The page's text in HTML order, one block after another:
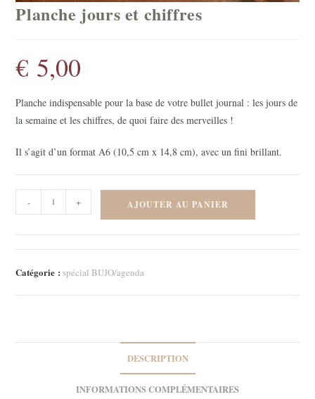
Planche jours et chiffres
€ 5,00
Planche indispensable pour la base de votre bullet journal : les jours de
la semaine et les chiffres, de quoi faire des merveilles !
Il s’agit d’un format A6 (10,5 cm x 14,8 cm), avec un fini brillant.
de
Planche
jours
et
- + AJOUTER AU PANIER
Catégorie :spécial BUJO/agenda
DESCRIPTION
INFORMATIONS COMPLÉMENTAIRES